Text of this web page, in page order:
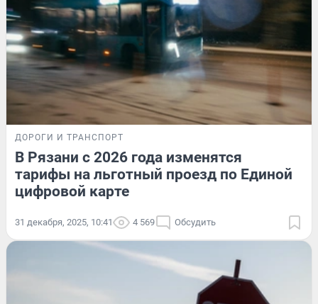
ДОРОГИ И ТРАНСПОРТ
В Рязани с 2026 года изменятся
тарифы на льготный проезд по Единой
цифровой карте
31 декабря, 2025, 10:41 4 569 Обсудить